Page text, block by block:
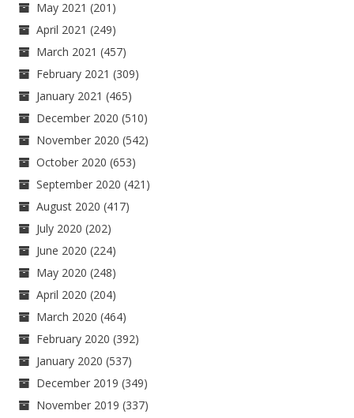
May 2021 (201)
April 2021 (249)
March 2021 (457)
February 2021 (309)
January 2021 (465)
December 2020 (510)
November 2020 (542)
October 2020 (653)
September 2020 (421)
August 2020 (417)
July 2020 (202)
June 2020 (224)
May 2020 (248)
April 2020 (204)
March 2020 (464)
February 2020 (392)
January 2020 (537)
December 2019 (349)
November 2019 (337)